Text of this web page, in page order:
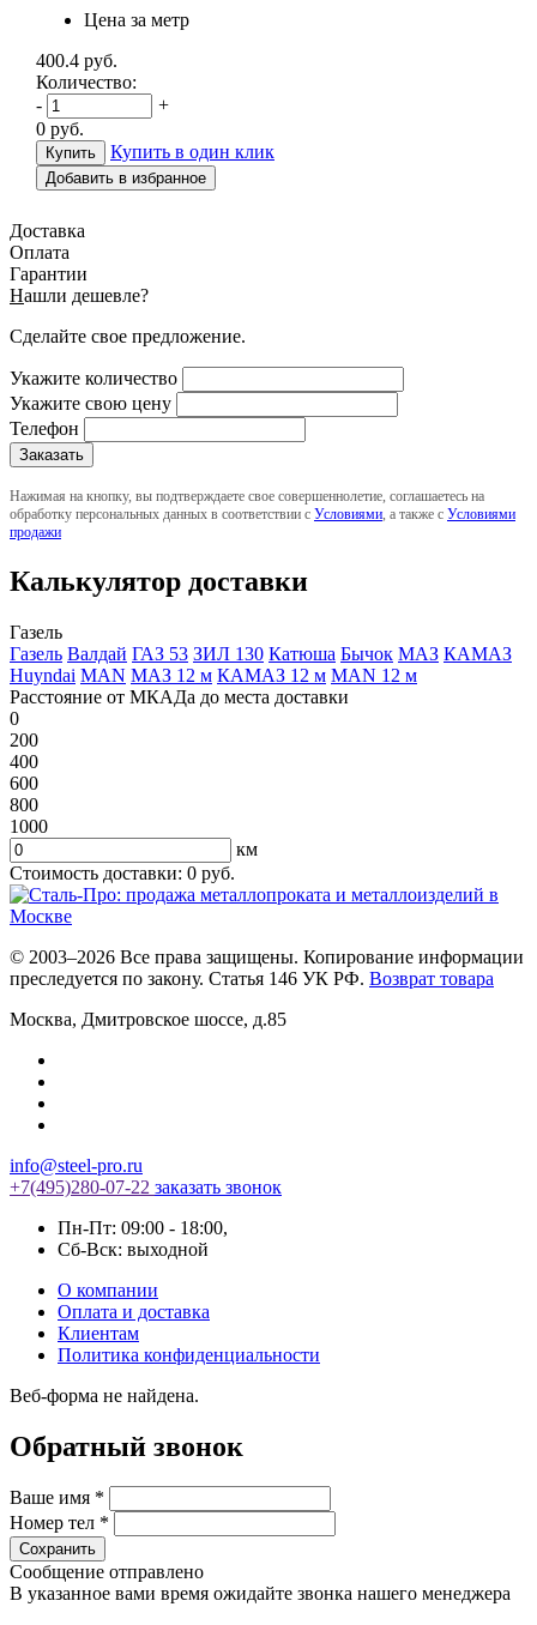
Цена за метр
400.4 руб.
Количество:
-
+
0 руб.
Купить в один клик
Добавить в избранное
Доставка
Оплата
Гарантии
Нашли дешевле?
Сделайте свое предложение.
Укажите количество
Укажите свою цену
Телефон
Нажимая на кнопку, вы подтверждаете свое совершеннолетие, соглашаетесь на
обработку персональных данных в соответствии с Условиями, а также с Условиями
продажи
Калькулятор доставки
Газель
Газель Валдай ГАЗ 53 ЗИЛ 130 Катюша Бычок МАЗ КАМАЗ
Huyndai MAN МАЗ 12 м КАМАЗ 12 м MAN 12 м
Расстояние от МКАДа до места доставки
0
200
400
600
800
1000
км
Стоимость доставки: 0 руб.
© 2003–2026 Все права защищены. Копирование информации
преследуется по закону. Статья 146 УК РФ. Возврат товара
Москва, Дмитровское шоссе, д.85
info@steel-pro.ru
+7(495)280-07-22 заказать звонок
Пн-Пт: 09:00 - 18:00,
Cб-Вск: выходной
О компании
Оплата и доставка
Клиентам
Политика конфиденциальности
Веб-форма не найдена.
Обратный звонок
Ваше имя *
Номер тел *
Сообщение отправлено
В указанное вами время ожидайте звонка нашего менеджера